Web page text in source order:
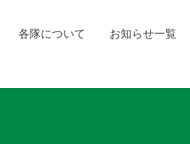
各隊について お知らせ一覧